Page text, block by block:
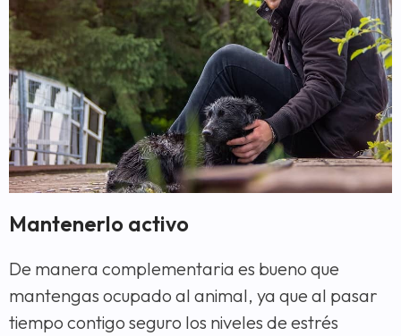
Mantenerlo activo
De manera complementaria es bueno que
mantengas ocupado al animal, ya que al pasar
tiempo contigo seguro los niveles de estrés